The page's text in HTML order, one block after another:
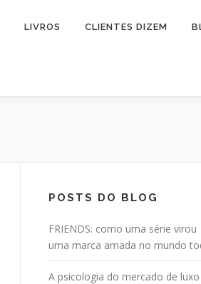
LIVROS CLIENTES DIZEM
POSTS DO BLOG
FRIENDS: como uma série virou
uma marca amada no mundo
A psicologia do mercado de